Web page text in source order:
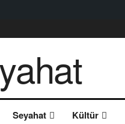
Seyahat Kültür